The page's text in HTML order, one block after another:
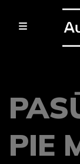
PIE